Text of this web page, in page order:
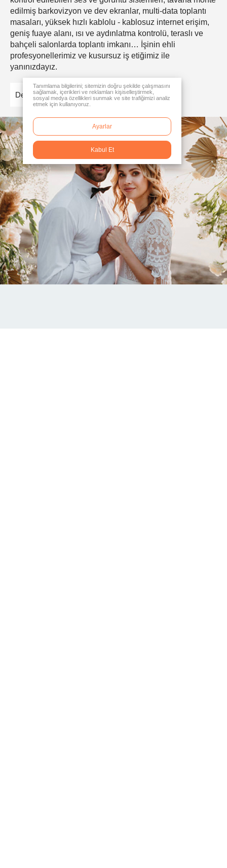
edilmiş barkovizyon ve dev ekranlar, multi-data toplantı
masaları, yüksek hızlı kablolu - kablosuz internet erişim,
geniş fuaye alanı, ısı ve aydınlatma kontrolü, teraslı ve
bahçeli salonlarda toplantı imkanı… İşinin ehli
profesyonellerimiz ve kusursuz iş etiğimiz ile
yanınızdayız.
Detaylar
Tanımlama bilgilerini; sitemizin doğru şekilde çalışmasını
sağlamak, içerikleri ve reklamları kişiselleştirmek,
sosyal medya özellikleri sunmak ve site trafiğimizi analiz
etmek için kullanıyoruz.
Ayarlar
Kabul Et